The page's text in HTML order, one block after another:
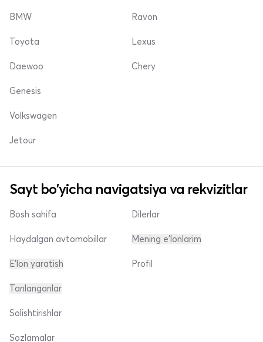
BMW
Toyota
Daewoo
Ravon
Lexus
Chery
Genesis
Volkswagen
Jetour
Sayt bo'yicha navigatsiya va rekvizitlar
Bosh sahifa
Haydalgan avtomobillar
E'lon yaratish
Dilerlar
Mening e'lonlarim
Profil
Tanlanganlar
Solishtirishlar
Sozlamalar